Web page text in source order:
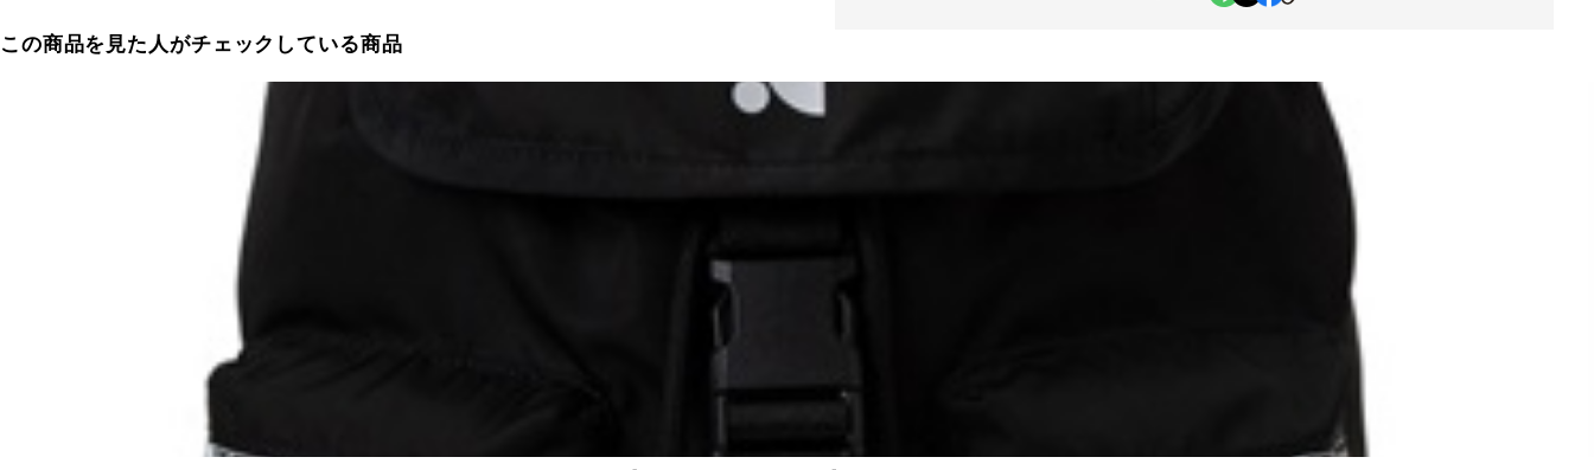
この商品を見た人がチェックしている商品